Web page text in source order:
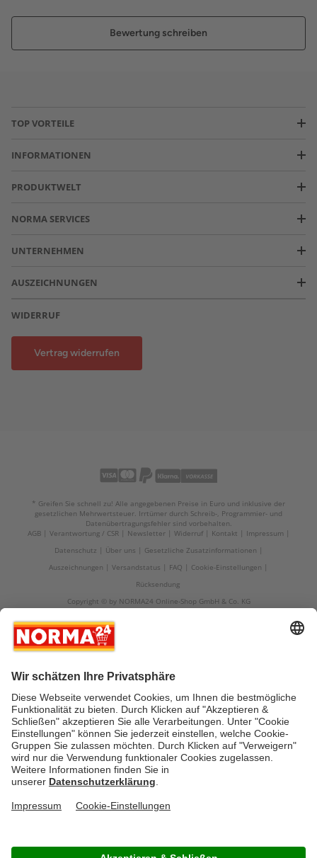
Bewertung schreiben
TOP VORTEILE
INFORMATIONEN
PRODUKTWELT
NORMA SERVICES
UNTERNEHMEN
AUSZEICHNUNGEN
WIDERRUF
Vertrag widerrufen
* Greifen Sie schnell zu! Alle angegebenen Preise in Euro und inklusive der
gesetzlichen Mehrwertsteuer. Irrtümer durch Schreib-, Programmier- und
Datenübertragungsfehler sind vorbehalten.
AGB
Verantwortung / CSR Newsletter Widerruf Kontakt
Impressum
Datenschutz
Über uns
Gesetzliche Zusatzinformationen
Auszeichnungen
Versandstatus FAQ
Cookie-Einstellungen
Rücksendung
Copyright © by NORMA24 Online-Shop GmbH & Co. KG